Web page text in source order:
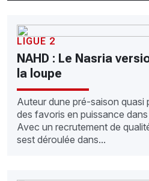
LIGUE 2
NAHD : Le Nasria
la loupe
Auteur dune pré-saison quasi
des favoris en puissance dans
Avec un recrutement de
sest déroulée dans...